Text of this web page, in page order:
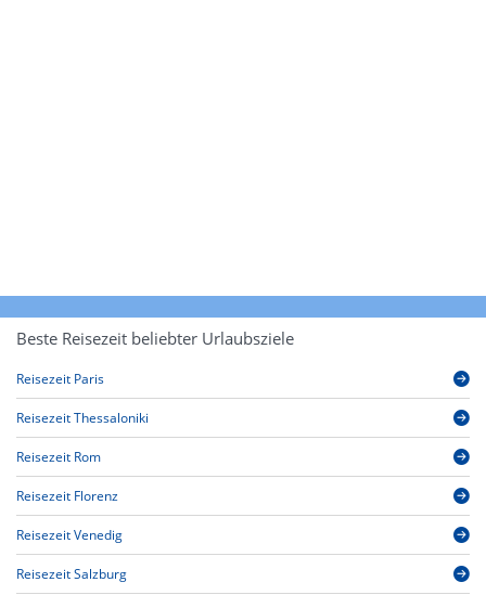
Beste Reisezeit beliebter Urlaubsziele
Reisezeit Paris
Reisezeit Thessaloniki
Reisezeit Rom
Reisezeit Florenz
Reisezeit Venedig
Reisezeit Salzburg